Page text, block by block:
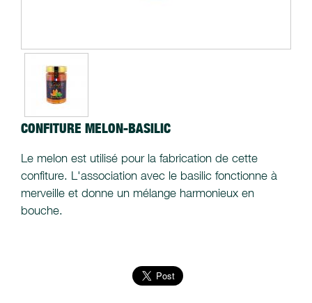
CONFITURE MELON-BASILIC
Le melon est utilisé pour la fabrication de cette
confiture. L'association avec le basilic fonctionne à
merveille et donne un mélange harmonieux en
bouche.